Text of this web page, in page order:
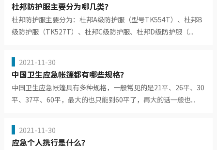
杜邦防护服主要分为哪几类？
杜邦防护服主要分为：杜邦A级防护服（型号TK554T）、杜邦B
级防护服（TK527T）、杜邦C级防护服、杜邦D级防护服（...
2021-11-30
中国卫生应急帐篷都有哪些规格？
中国卫生应急帐篷具有多种规格，一般常见的是21平、26平、30
平、37平、60平，最大的也只能到60平了，再大的话一般也...
2021-11-30
应急个人携行是什么？